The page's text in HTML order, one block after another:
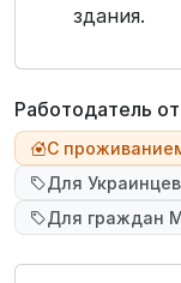
здания.
Работодатель
С
Для Украинцев
Для граждан